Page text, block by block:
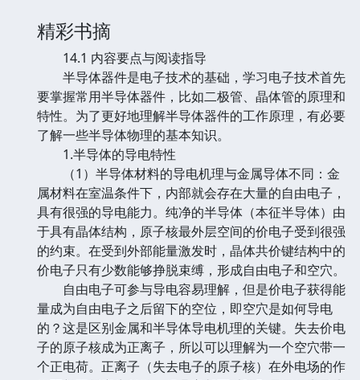
精彩书摘
14.1 内容要点与阅读指导
半导体器件是电子技术的基础，学习电子技术首先
要掌握常用半导体器件，比如二极管、晶体管的原理和
特性。为了更好地理解半导体器件的工作原理，有必要
了解一些半导体物理的基本知识。
1.半导体的导电特性
（1）半导体材料的导电机理与金属导体不同：金
属材料在室温条件下，内部就会存在大量的自由电子，
具有很强的导电能力。纯净的半导体（本征半导体）由
于具有晶体结构，原子核最外层空间的价电子受到很强
的约束。在受到外部能量激发时，晶体共价键结构中的
价电子只有少数能够挣脱束缚，形成自由电子和空穴。
自由电子可参与导电容易理解，但是价电子获得能
量成为自由电子之后留下的空位，即空穴是如何导电
的？这是区别金属和半导体导电机理的关键。失去价电
子的原子核成为正离子，所以可以理解为一个空穴带一
个正电荷。正离子（失去电子的原子核）在外电场的作